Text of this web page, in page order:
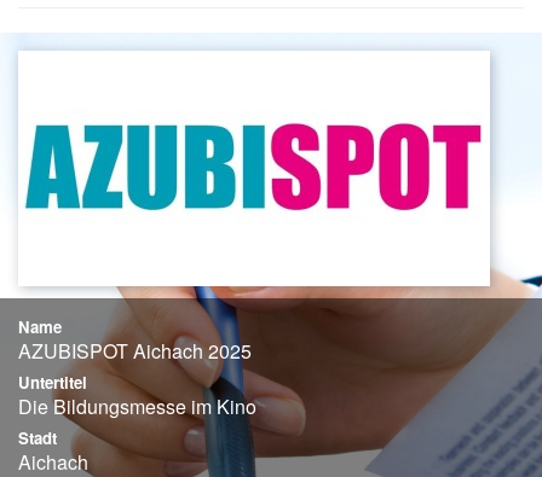
Name
AZUBISPOT Aichach 2025
Untertitel
Die Bildungsmesse im Kino
Stadt
Aichach